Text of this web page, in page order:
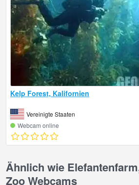
Kelp Forest, Kalifornien
Vereinigte Staaten
Webcam online
Ähnlich wie
Zoo Webcams